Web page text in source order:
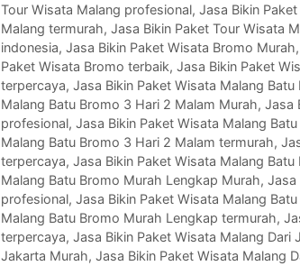
Tour Wisata Malang profesional, Jasa Bikin
Malang termurah, Jasa Bikin Paket Tour Wisata
indonesia, Jasa Bikin Paket Wisata Bromo Murah,
Paket Wisata Bromo terbaik, Jasa Bikin Paket
terpercaya, Jasa Bikin Paket Wisata Malang
Malang Batu Bromo 3 Hari 2 Malam Murah, Jasa
profesional, Jasa Bikin Paket Wisata Malang
Malang Batu Bromo 3 Hari 2 Malam termurah,
terpercaya, Jasa Bikin Paket Wisata Malang
Malang Batu Bromo Murah Lengkap Murah, Jasa
profesional, Jasa Bikin Paket Wisata Malang
Malang Batu Bromo Murah Lengkap termurah,
terpercaya, Jasa Bikin Paket Wisata Malang Dari
Jakarta Murah, Jasa Bikin Paket Wisata Malang